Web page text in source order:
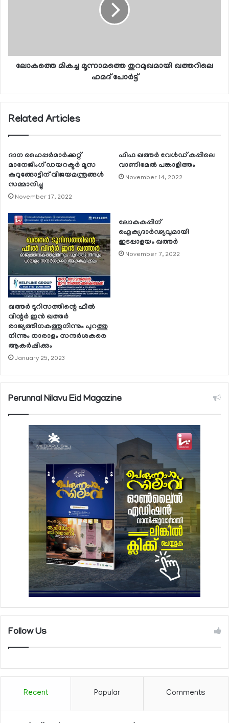
ലോകത്തെ മികച്ച മൂന്നാമത്തെ തുറമുഖമായി ഖത്തറിലെ
ഹമദ് പോര്‍ട്ട്
Related Articles
ദാന ഹൈപ്പര്‍മാര്‍ക്കറ്റ്
മാനേജിംഗ് ഡയറക്ടര്‍ മൂസ
കുറുങ്ങോട്ടിന് വിജയമന്ത്രങ്ങള്‍
സമ്മാനിച്ചു
November 17, 2022
ഫിഫ ഖത്തര്‍ വേള്‍ഡ് കപ്പിലെ
വാണിമേല്‍ പങ്കാളിത്തം
November 14, 2022
ഖത്തര്‍ ടൂറിസത്തിന്റെ ഫീല്‍
വിന്റര്‍ ഇന്‍ ഖത്തര്‍
രാജ്യത്തിനകത്തുനിന്നും പുറത്തു
നിന്നും ധാരാളം സന്ദര്‍ശകരെ
ആകര്‍ഷിക്കും
January 25, 2023
ലോകകപ്പിന്
ഐക്യദാര്‍ഢ്യവുമായി
ഇടപ്പാളയം ഖത്തര്‍
November 7, 2022
Perunnal Nilavu Eid Magazine
Follow Us
Recent Popular Comments